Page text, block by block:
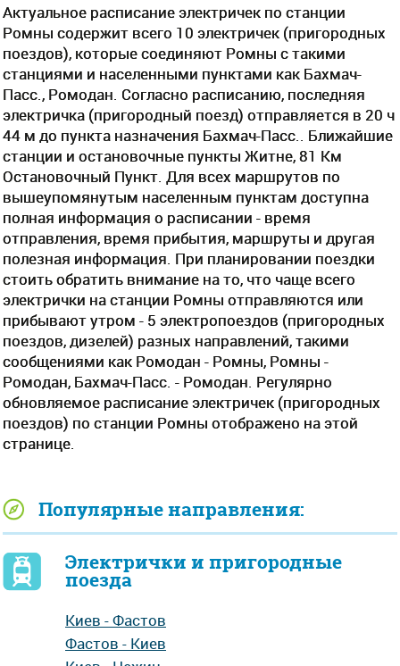
Актуальное расписание электричек по станции
Ромны содержит всего 10 электричек (пригородных
поездов), которые соединяют Ромны с такими
станциями и населенными пунктами как Бахмач-
Пасс., Ромодан. Согласно расписанию, последняя
электричка (пригородный поезд) отправляется в 20 ч
44 м до пункта назначения Бахмач-Пасс.. Ближайшие
станции и остановочные пункты Житне, 81 Км
Остановочный Пункт. Для всех маршрутов по
вышеупомянутым населенным пунктам доступна
полная информация о расписании - время
отправления, время прибытия, маршруты и другая
полезная информация. При планировании поездки
стоить обратить внимание на то, что чаще всего
электрички на станции Ромны отправляются или
прибывают утром - 5 электропоездов (пригородных
поездов, дизелей) разных направлений, такими
сообщениями как Ромодан - Ромны, Ромны -
Ромодан, Бахмач-Пасс. - Ромодан. Регулярно
обновляемое расписание электричек (пригородных
поездов) по станции Ромны отображено на этой
странице.
Популярные направления:
Электрички и пригородные
поезда
Киев - Фастов
Фастов - Киев